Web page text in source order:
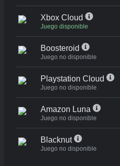
Xbox Cloud
Juego disponible
Boosteroid
Juego no disponible
Playstation Cloud
Juego no disponible
Amazon Luna
Juego no disponible
Blacknut
Juego no disponible